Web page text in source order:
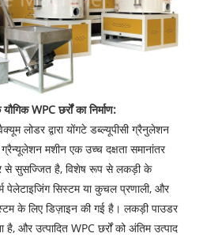
WPC छर्रों का निर्माण:
लोडर द्वारा योंगटे डब्ल्यूपीसी ग्रैनुलेशन
मशीन एक उच्च दक्षता समानांतर
से सुसज्जित है, विशेष रूप से लकड़ी के
पेलेटाइजिंग सिस्टम या कुचल प्रणाली, और
के लिए डिज़ाइन की गई है। लकड़ी पाउडर
उत्पादित WPC छर्रों को अंतिम उत्पाद